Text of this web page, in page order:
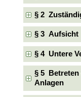
§ 2
§ 3 Aufsicht
§ 4 Untere
§ 5 Betreten
Anlagen